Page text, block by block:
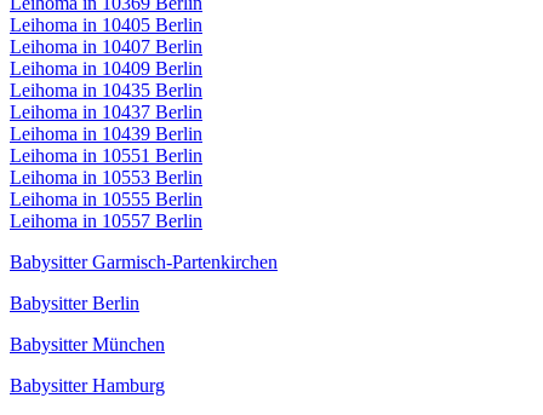
Leihoma in 10405 Berlin
Leihoma in 10407 Berlin
Leihoma in 10409 Berlin
Leihoma in 10435 Berlin
Leihoma in 10437 Berlin
Leihoma in 10439 Berlin
Leihoma in 10551 Berlin
Leihoma in 10553 Berlin
Leihoma in 10555 Berlin
Leihoma in 10557 Berlin
Babysitter Garmisch-Partenkirchen
Babysitter Berlin
Babysitter München
Babysitter Hamburg